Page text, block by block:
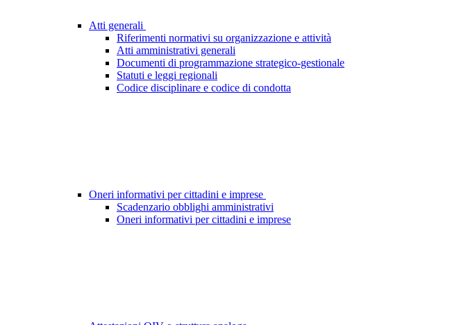
Atti generali
Riferimenti normativi su organizzazione e attività
Atti amministrativi generali
Documenti di programmazione strategico-gestionale
Statuti e leggi regionali
Codice disciplinare e codice di condotta
Oneri informativi per cittadini e imprese
Scadenzario obblighi amministrativi
Oneri informativi per cittadini e imprese